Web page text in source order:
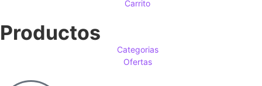
Carrito
Productos
Categorias
Ofertas